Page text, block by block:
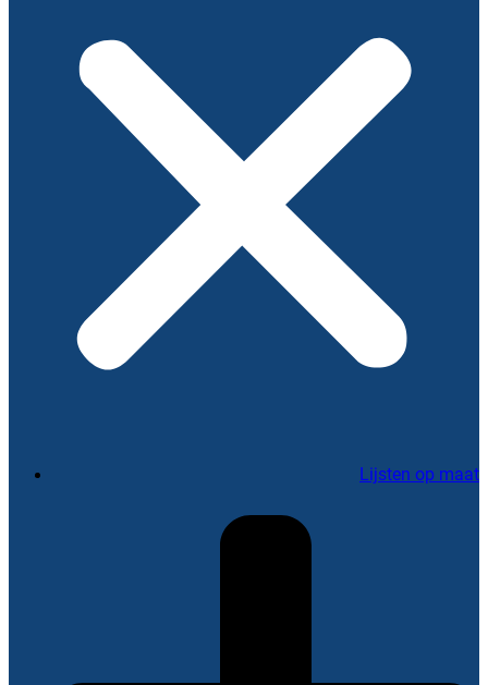
Lijsten op maat